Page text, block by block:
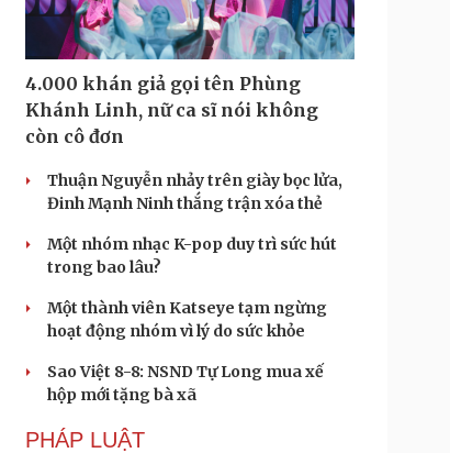
4.000 khán giả gọi tên Phùng
Khánh Linh, nữ ca sĩ nói không
còn cô đơn
Thuận Nguyễn nhảy trên giày bọc lửa,
Đinh Mạnh Ninh thắng trận xóa thẻ
Một nhóm nhạc K-pop duy trì sức hút
trong bao lâu?
Một thành viên Katseye tạm ngừng
hoạt động nhóm vì lý do sức khỏe
Sao Việt 8-8: NSND Tự Long mua xế
hộp mới tặng bà xã
PHÁP LUẬT